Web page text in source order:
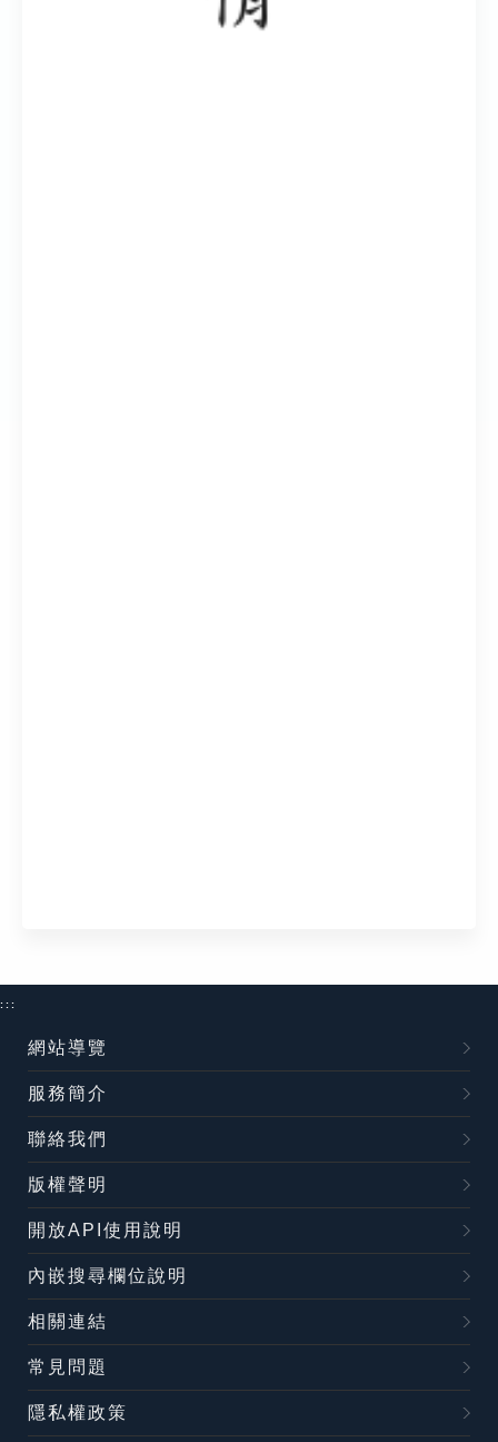
:::
網站導覽
服務簡介
聯絡我們
版權聲明
開放API使用說明
內嵌搜尋欄位說明
相關連結
常見問題
隱私權政策